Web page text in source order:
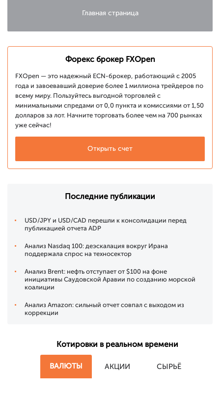
Главная страница
Форекс брокер FXOpen
FXOpen — это надежный ECN-брокер, работающий с 2005
года и завоевавший доверие более 1 миллиона трейдеров по
всему миру. Пользуйтесь выгодной торговлей с
минимальными спредами от 0,0 пункта и комиссиями от 1,50
долларов за лот. Начните торговать более чем на 700 рынках
уже сейчас!
Открыть счет
Последние публикации
USD/JPY и USD/CAD перешли к консолидации перед
публикацией отчета ADP
Анализ Nasdaq 100: деэскалация вокруг Ирана
поддержала спрос на техносектор
Анализ Brent: нефть отступает от $100 на фоне
инициативы Саудовской Аравии по созданию морской
коалиции
Анализ Amazon: сильный отчет совпал с выходом из
коррекции
Котировки в реальном времени
ВАЛЮТЫ АКЦИИ СЫРЬЁ